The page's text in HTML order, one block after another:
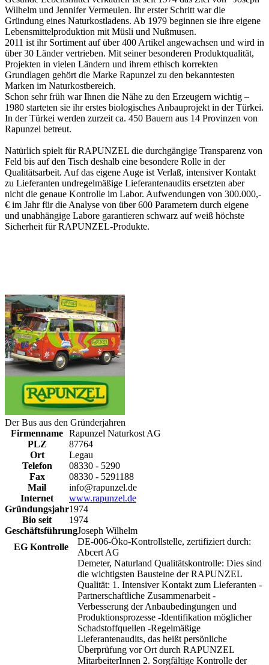
Wilhelm und Jennifer Vermeulen. Ihr erster Schritt war die
Gründung eines Naturkostladens. Ab 1979 beginnen sie ihre eigene
Lebensmittelproduktion mit Müsli und Nußmusen.
2011 ist ihr Sortiment auf über 400 Artikel angewachsen und wird in
über 30 Länder vertrieben. Mit seiner besonderen Produktqualität,
Projekten in vielen Ländern und ihrem ethisch korrekten
Grundlagen gehört die Marke Rapunzel zu den bekanntesten
Marken im Naturkostbereich.
Schon sehr früh war Ihnen die Nähe zu den Erzeugern wichtig –
1980 starteten sie ihr erstes biologisches Anbauprojekt in der Türkei.
In der Türkei werden zurzeit ca. 450 Bauern aus 14 Provinzen von
Rapunzel betreut.
Natürlich spielt für RAPUNZEL die durchgängige Transparenz von
Feld bis auf den Tisch deshalb eine besondere Rolle in der
Qualitätsarbeit. Auf das eigene Auge ist Verlaß, intensiver Kontakt
zu Lieferanten undregelmäßige Lieferantenaudits ersetzten aber
nicht die genaue Kontrolle im Labor. Aufwendungen von 300.000,-
€ im Jahr für die Analyse von über 600 Parametern durch eigene
und unabhängige Labore garantieren schwarz auf weiß höchste
Sicherheit für RAPUNZEL-Produkte.
Der Bus aus den Gründerjahren
Firmenname Rapunzel Naturkost AG
PLZ
87764
Ort
Legau
Telefon
08330 - 5290
Fax
08330 - 5291188
Mail
info@rapunzel.de
Internet
www.rapunzel.de
Gründungsjahr1974
Bio seit
1974
GeschäftsführungJoseph Wilhelm
EG Kontrolle
DE-006-Öko-Kontrollstelle, zertifiziert durch:
Abcert AG
Demeter, Naturland Qualitätskontrolle: Dies sind
die wichtigsten Bausteine der RAPUNZEL
Qualität: 1. Intensiver Kontakt zum Lieferanten -
Partnerschaftliche Zusammenarbeit -
Verbesserung der Anbaubedingungen und
Produktionsprozesse -Identifikation möglicher
Schadstoffquellen -Regelmäßige
Lieferantenaudits, das heißt persönliche
Überprüfung vor Ort durch RAPUNZEL
MitarbeiterInnen 2. Sorgfältige Kontrolle der